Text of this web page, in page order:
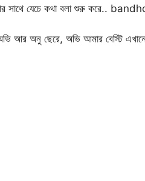
সাথে যেচে কথা বলা শুরু করে..
আর অনু ছেরে, অভি আমার বেস্টি